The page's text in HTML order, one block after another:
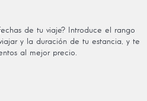
de tu viaje?
Introduce el rango
y la duración de tu estancia, y te
al mejor precio.